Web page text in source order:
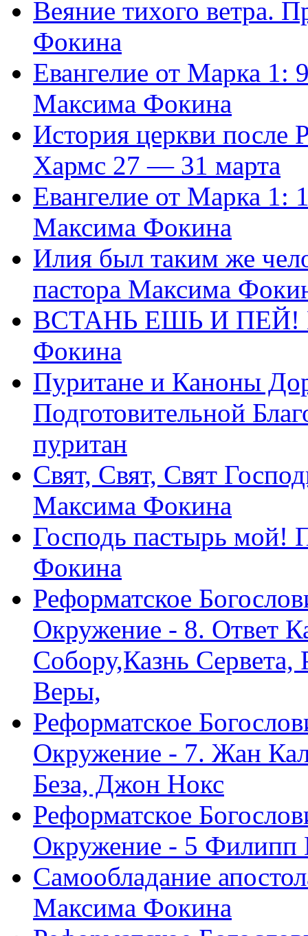
Веяние тихого ветра.
Фокина
Евангелие от Марка 1:
Максима Фокина
История церкви
Хармс 27 — 31 марта
Евангелие от Марка 1:
Максима Фокина
Илия был таким же
пастора Максима
ВСТАНЬ ЕШЬ И ПЕЙ!
Фокина
Пуритане и Каноны
Подготовительной
пуритан
Свят, Свят, Свят
Максима Фокина
Господь пастырь мой!
Фокина
Реформатское
Окружение - 8. Ответ
Собору,Казнь Сервета,
Веры,
Реформатское
Окружение - 7. Жан
Беза, Джон Нокс
Реформатское
Окружение - 5 Филипп
Самообладание
Максима Фокина